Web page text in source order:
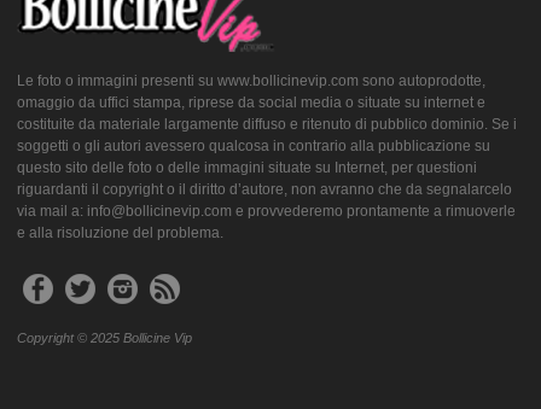
Le foto o immagini presenti su www.bollicinevip.com sono autoprodotte,
omaggio da uffici stampa, riprese da social media o situate su internet e
costituite da materiale largamente diffuso e ritenuto di pubblico dominio. Se i
soggetti o gli autori avessero qualcosa in contrario alla pubblicazione su
questo sito delle foto o delle immagini situate su Internet, per questioni
riguardanti il copyright o il diritto d’autore, non avranno che da segnalarcelo
via mail a: info@bollicinevip.com e provvederemo prontamente a rimuoverle
e alla risoluzione del problema.
Copyright © 2025 Bollicine Vip